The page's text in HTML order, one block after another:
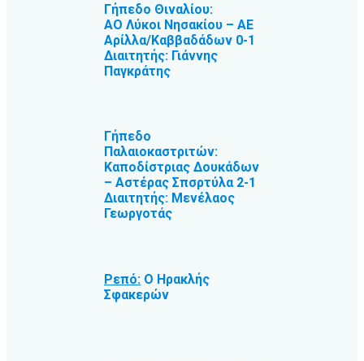
Γήπεδο Θιναλίου:
ΑΟ Λύκοι Νησακίου – ΑΕ
Αρίλλα/Καββαδάδων 0-1
Διαιτητής: Γιάννης
Παγκράτης
Γήπεδο
Παλαιοκαστριτών:
Καποδίστριας Δουκάδων
– Αστέρας Σπσρτύλα 2-1
Διαιτητής: Μενέλαος
Γεωργοτάς
Ρεπό: Ο Ηρακλής
Σφακερών